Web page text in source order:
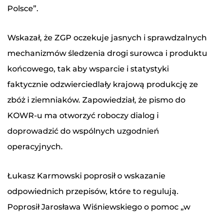
Polsce”.
Wskazał, że ZGP oczekuje jasnych i sprawdzalnych
mechanizmów śledzenia drogi surowca i produktu
końcowego, tak aby wsparcie i statystyki
faktycznie odzwierciedlały krajową produkcję ze
zbóż i ziemniaków. Zapowiedział, że pismo do
KOWR-u ma otworzyć roboczy dialog i
doprowadzić do wspólnych uzgodnień
operacyjnych.
Łukasz Karmowski poprosił o wskazanie
odpowiednich przepisów, które to regulują.
Poprosił Jarosława Wiśniewskiego o pomoc „w